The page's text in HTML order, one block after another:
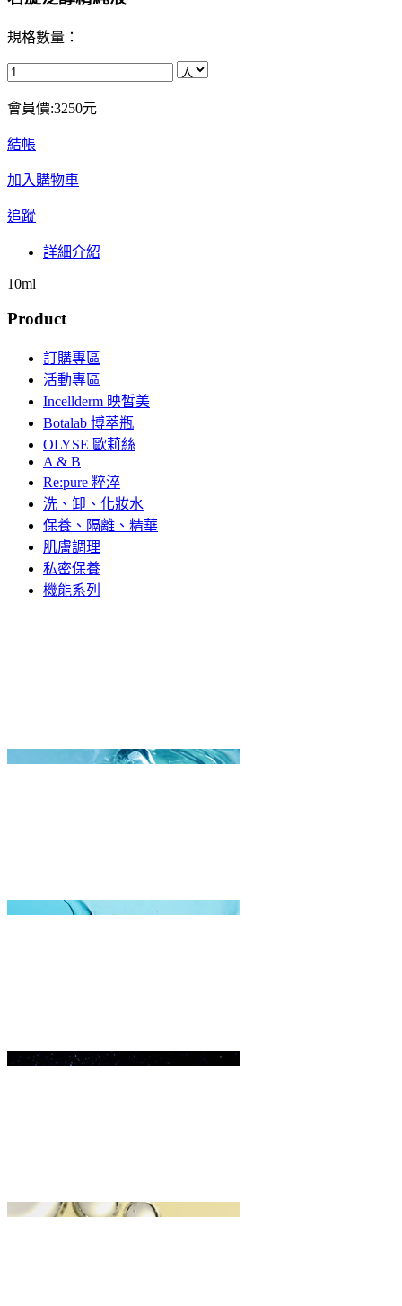
規格數量：
會員價:3250元
結帳
加入購物車
追蹤
詳細介紹
10ml
Product
訂購專區
活動專區
Incellderm 映皙美
Botalab 博萃瓶
OLYSE 歐莉絲
A & B
Re:pure 粹淬
洗、卸、化妝水
保養、隔離、精華
肌膚調理
私密保養
機能系列